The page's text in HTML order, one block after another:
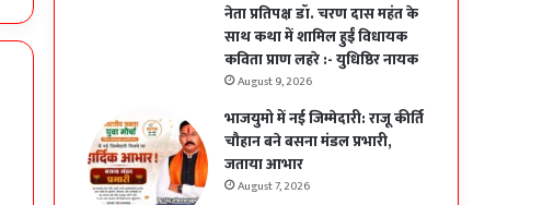
नेता प्रतिपक्ष डॉ. चरण दास महंत के
साथ कथा में शामिल हुईं विधायक
कविता प्राण लहरे :- युधिष्ठिर नायक
August 9, 2026
भाजयुमो में नई जिम्मेदारी: राजू कीर्ति
चौहान बने बसना मंडल प्रभारी,
जताया आभार
August 7, 2026